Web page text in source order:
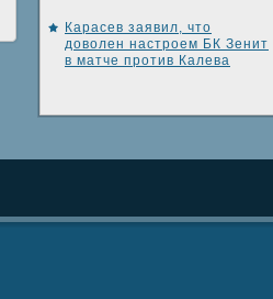
Карасев заявил, что
доволен настроем БК Зенит
в матче против Калева